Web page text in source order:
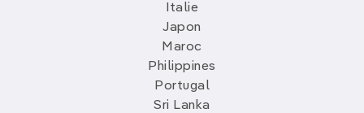
Italie
Japon
Maroc
Philippines
Portugal
Sri Lanka